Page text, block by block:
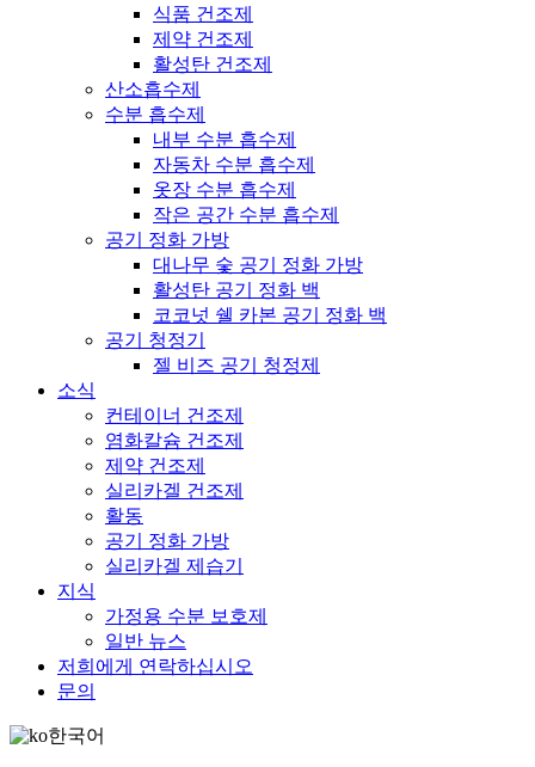
식품 건조제
제약 건조제
활성탄 건조제
산소흡수제
수분 흡수제
내부 수분 흡수제
자동차 수분 흡수제
옷장 수분 흡수제
작은 공간 수분 흡수제
공기 정화 가방
대나무 숯 공기 정화 가방
활성탄 공기 정화 백
코코넛 쉘 카본 공기 정화 백
공기 청정기
젤 비즈 공기 청정제
소식
컨테이너 건조제
염화칼슘 건조제
제약 건조제
실리카겔 건조제
활동
공기 정화 가방
실리카겔 제습기
지식
가정용 수분 보호제
일반 뉴스
저희에게 연락하십시오
문의
한국어